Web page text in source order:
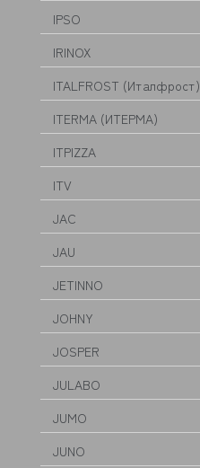
IPSO
IRINOX
ITALFROST (Италфрост)
ITERMA (ИТЕРМА)
ITPIZZA
ITV
JAC
JAU
JETINNO
JOHNY
JOSPER
JULABO
JUMO
JUNO